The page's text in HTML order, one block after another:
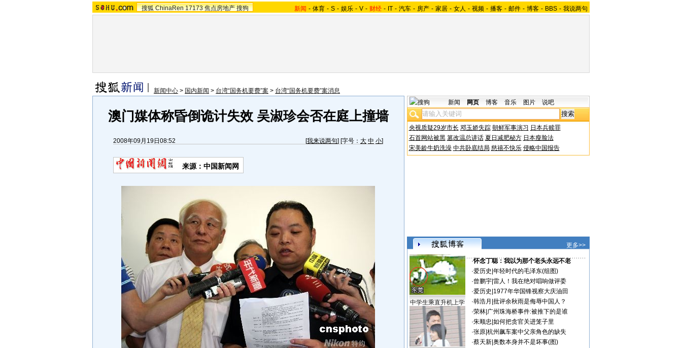
搜狐 ChinaRen 17173 焦点房地产 搜狗 新闻 - 体育 - S - 娱乐 - V - 财经 - IT - 汽车 - 房产 - 家居 - 女人 - 视频 - 播客 - 邮件 - 博客 - BBS - 我说两句
新闻中心 > 国内新闻 > 台湾“国务机要费”案 > 台湾“国务机要费”案消息
澳门媒体称昏倒诡计失效 吴淑珍会否在庭上撞墙
2008年09月19日08:52 [我来说两句] [字号： 大 中 小]
来源：中国新闻网
新闻 网页 博客 音乐 图片 说吧
央视质疑29岁市长 邓玉娇失踪 朝鲜军事演习 日本兵赎罪
石首网站被黑 篡改温总讲话 夏日减肥秘方 日本瘦脸法
宋美龄牛奶洗澡 中共卧底结局 慈禧不快乐 侵略中国报告
更多>>
中学生乘直升机上学
·怀念丁聪：我以为那个老头永远不老
·爱历史 年轻时代的毛泽东(组图)
·曾鹏宇| 雷人！我在绝对唱响做评委
·爱历史 1977年华国锋视察大庆油田
·韩浩月 批评余秋雨是侮辱中国人？
·荣林| 广州珠海桥事件:被推下的是谁
·朱顺忠 如何把贪官关进笼子里
·张原| 杭州飙车案中父亲角色的缺失
·蔡天新| 奥数本身并不是坏事(图)